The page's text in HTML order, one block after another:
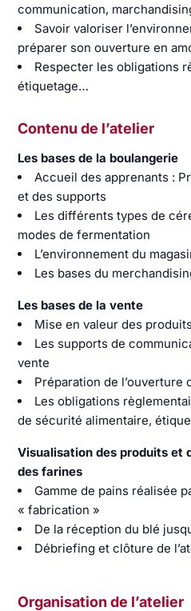
communication,
Savoir valoriser
préparer son ouverture en
Respecter les obligations
étiquetage…
Contenu de l’atelier
Les bases de la boulangerie
Accueil des apprenants :
et des supports
Les différents types de
modes de fermentation
L’environnement du
Les bases du
Les bases de la vente
Mise en valeur des
Les supports de
vente
Préparation de l’ouverture
Les obligations
de sécurité alimentaire,
Visualisation des produits et
des farines
Gamme de pains réalisée
« fabrication »
De la réception du blé
Débriefing et clôture de
Organisation de l’atelier